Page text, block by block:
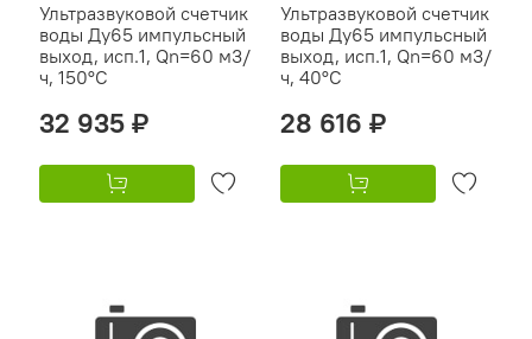
Ультразвуковой счетчик
воды Ду65 импульсный
выход, исп.1, Qn=60 м3/
ч, 150°C
32 935 ₽
Ультразвуковой счетчик
воды Ду65 импульсный
выход, исп.1, Qn=60 м3/
ч, 40°C
28 616 ₽